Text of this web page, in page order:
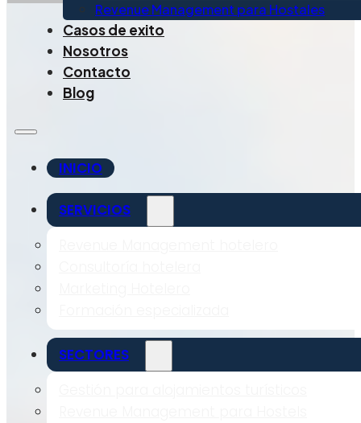
Revenue Management para Hostales
Casos de exito
Nosotros
Contacto
Blog
INICIO
SERVICIOS
SECTORES